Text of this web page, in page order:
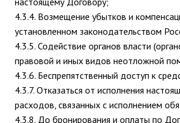
4.3.4. Возмещение убытков и
установленном законодательством
4.3.5. Содействие органов власти
правовой и иных видов неотложной
4.3.6. Беспрепятственный доступ к
4.3.7. Отказаться от исполнения
расходов, связанных с исполнением
4.3.8. До бронирования и оплаты по